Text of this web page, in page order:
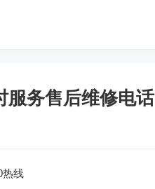
服务售后维修电话
热线